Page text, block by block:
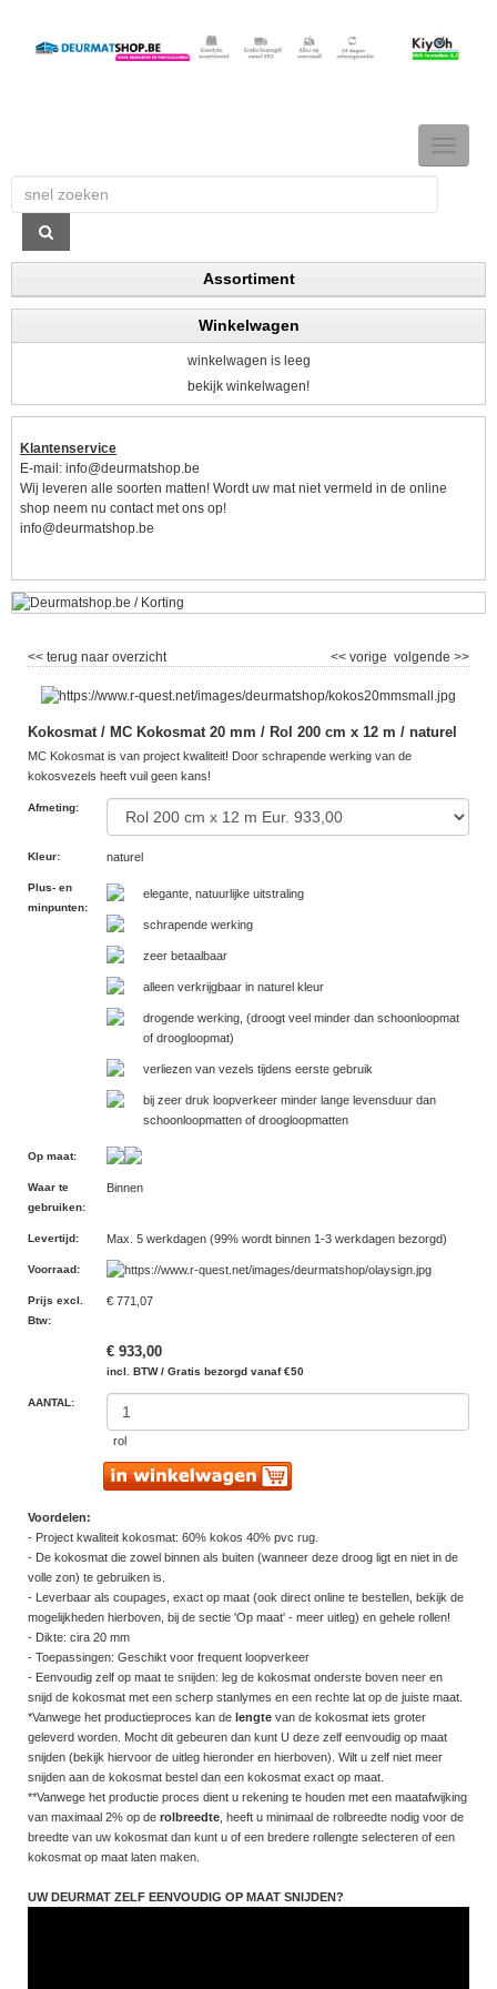
TOGGLE
Assortiment
Winkelwagen
winkelwagen is leeg
bekijk winkelwagen!
Klantenservice
E-mail: info@deurmatshop.be
Wij leveren alle soorten matten! Wordt uw mat niet vermeld in de online
shop neem nu contact met ons op!
info@deurmatshop.be
<< terug naar overzicht volgende >>
<< vorige
Kokosmat / MC Kokosmat 20 mm / Rol 200 cm x 12 m / naturel
MC Kokosmat is van project kwaliteit! Door schrapende werking van de
kokosvezels heeft vuil geen kans!
Afmeting:
Kleur: naturel
Plus- en
minpunten:
elegante, natuurlijke uitstraling
schrapende werking
zeer betaalbaar
alleen verkrijgbaar in naturel kleur
drogende werking, (droogt veel minder dan schoonloopmat
of droogloopmat)
verliezen van vezels tijdens eerste gebruik
bij zeer druk loopverkeer minder lange levensduur dan
schoonloopmatten of droogloopmatten
Op maat:
Waar te
gebruiken:
Binnen
Levertijd : Max. 5 werkdagen (99% wordt binnen 1-3 werkdagen bezorgd)
Voorraad :
Prijs excl.
Btw:
€ 771,07
€ 933,00
incl. BTW / Gratis bezorgd vanaf €50
AANTAL:
rol
Voordelen:
- Project kwaliteit kokosmat: 60% kokos 40% pvc rug.
- De kokosmat die zowel binnen als buiten (wanneer deze droog ligt en niet in de
volle zon) te gebruiken is.
- Leverbaar als coupages, exact op maat (ook direct online te bestellen, bekijk de
mogelijkheden hierboven, bij de sectie 'Op maat' - meer uitleg) en gehele rollen!
- Dikte: cira 20 mm
- Toepassingen: Geschikt voor frequent loopverkeer
- Eenvoudig zelf op maat te snijden: leg de kokosmat onderste boven neer en
snijd de kokosmat met een scherp stanlymes en een rechte lat op de juiste maat.
*Vanwege het productieproces kan de lengte van de kokosmat iets groter
geleverd worden. Mocht dit gebeuren dan kunt U deze zelf eenvoudig op maat
snijden (bekijk hiervoor de uitleg hieronder en hierboven). Wilt u zelf niet meer
snijden aan de kokosmat bestel dan een kokosmat exact op maat.
**Vanwege het productie proces dient u rekening te houden met een maatafwijking
van maximaal 2% op de rolbreedte , heeft u minimaal de rolbreedte nodig voor de
breedte van uw kokosmat dan kunt u of een bredere rollengte selecteren of een
kokosmat op maat laten maken.
UW DEURMAT ZELF EENVOUDIG OP MAAT SNIJDEN?